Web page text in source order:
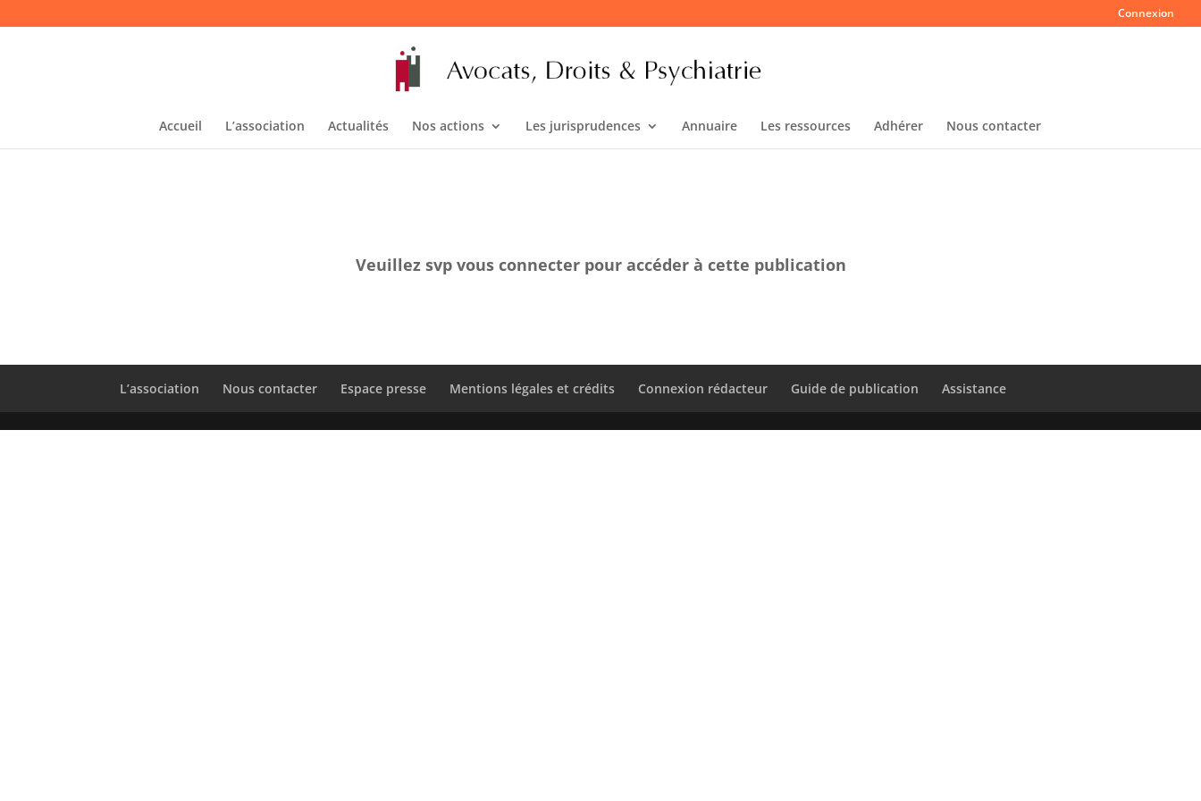
Connexion
Accueil L’association Actualités Nos actions Les jurisprudences Annuaire Les ressources Adhérer Nous contacter
Veuillez svp vous connecter pour accéder à cette publication
L’association Nous contacter Espace presse Mentions légales et crédits Connexion rédacteur Guide de publication Assistance